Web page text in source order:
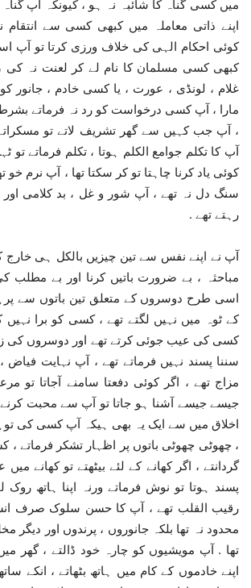
میں کسی گناہ کا شائبہ نہ ہو ، کیونکہ آپ
اپنے ذاتی معاملہ میں کبھی کسی سے انتقام
کوئی احکام الہی کی خلاف ورزی کرتا تو آپ
کبھی کسی مسلمان کا نام لے کر لعنت نہ
غلام ، لونڈی ، عورت ، یا کسی خادم ، جانور
مارا ، آپ کسی درخواست کو رد نہ فرماتے
، آپ جب کہیں سے گھر تشریف لاتے تو
آپ کا تکلم جوامع الکلم ہوتا ، تکلم فرماتے تو
کوئی یاد کرنا چاہتا تو کر سکتا تھا ، آپ نرم
سنگ دل نہ تھے ، آپ شور و غل ، بد کلامی
رہتے تھے .
آپ نے اپنے نفس سے تین چیزیں بالکل ہی خارج
مباحثہ ، بے ضرورت باتیں کرنا اور بے مطلب
اسی طرح دوسروں کے متعلق تین باتوں سے
کے ٹوہ میں نہیں لگتے تھے ، کسی کو برا نہیں
کسی کی عیب جوئی کرتے تھے اور دوسروں کی
سننا پسند نہیں فرماتے تھے ، آپ نہایت
مزاج تھے ، اگر کوئی دفعتا سامنے آجاتا تو
جیسے جیسے آشنا ہو جاتا تو آپ سے محبت کرنے
اخلاق میں سے ایک یہ بھی ہیکہ آپ کسی کی
، چھوٹی چھوٹی باتوں پر اظہار تشکر فرماتے ،
گردانتے ، اگر کھانے کے لئے بیٹھتے تو کھانے میں
پسند ہوتا تو نوش فرماتے ورنہ اپنا ہاتھ
رقیب القلب تھے ، آپ کا حسن سلوک صرف
محدود نہ تھا بلکہ جانوروں ، پرندوں اور دیگر
تھا . آپ مویشیوں کو چارہ خود ڈالتے ، گھر
اپنے خادموں کے کام میں ہاتھ بٹھاتے ، انکے